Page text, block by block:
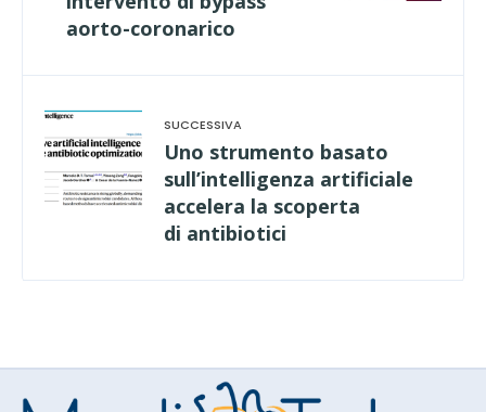
aorto-coronarico
Uno strumento basato
sull’intelligenza artificiale
accelera la scoperta
di antibiotici